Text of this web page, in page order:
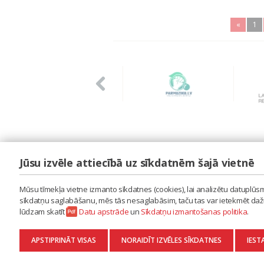
« 1
LAIPA
ES RADU MŪZIKU
AKTUALITĀTES
KONTAKTI
SĪKDATŅU IZMANTOŠANAS POLITIKA
DATU APSTRĀDE
Jūsu izvēle attiecībā uz sīkdatnēm šajā vietnē
Mūsu tīmekļa vietne izmanto sīkdatnes (cookies), lai analizētu
sīkdatņu saglabāšanu, mēs tās nesaglabāsim, taču tas var ietekmēt
lūdzam skatīt
Datu apstrādeun Sīkdatņu izmantošanas politika.
APSTIPRINĀT VISAS NORAIDĪT IZVĒLES SĪKDATNES